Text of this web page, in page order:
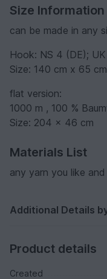
Size Information
can be made in any
Hook: NS 4 (DE);
Size: 140 cm x 65
flat version:
1000 m , 100 %
Size: 204 x 46 cm
Materials List
any yarn you like
Additional Details
Product details
Created